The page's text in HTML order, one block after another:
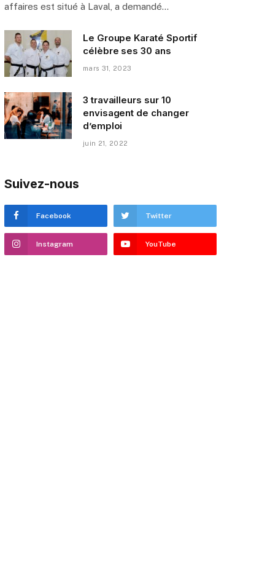
affaires est situé à Laval, a demandé…
Le Groupe Karaté Sportif
célèbre ses 30 ans
mars 31, 2023
3 travailleurs sur 10
envisagent de changer
d’emploi
juin 21, 2022
Suivez-nous
Facebook Twitter
Instagram YouTube